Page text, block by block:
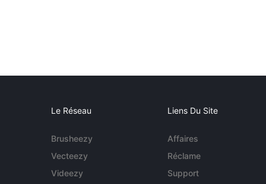
Le Réseau
Brusheezy
Vecteezy
Videezy
Liens Du Site
Affaires
Réclame
Support